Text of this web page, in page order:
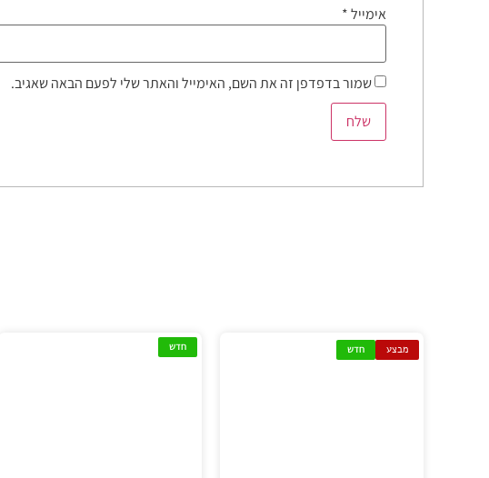
אימייל*
שמור בדפדפן זה את השם, האימייל והאתר שלי לפעם הבאה שאגיב.
מבצע חדש חדש